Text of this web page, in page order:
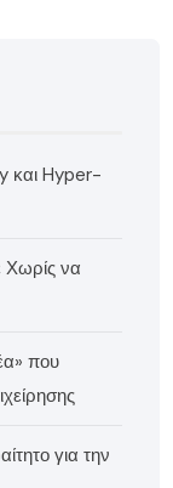
και Hyper-
Χωρίς να
που
για την